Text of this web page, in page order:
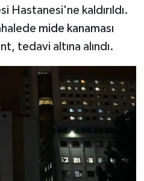
Hastanesi'ne kaldırıldı.
mide kanaması
tedavi altına alındı.